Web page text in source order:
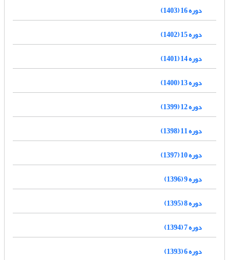
دوره 16 (1403)
دوره 15 (1402)
دوره 14 (1401)
دوره 13 (1400)
دوره 12 (1399)
دوره 11 (1398)
دوره 10 (1397)
دوره 9 (1396)
دوره 8 (1395)
دوره 7 (1394)
دوره 6 (1393)